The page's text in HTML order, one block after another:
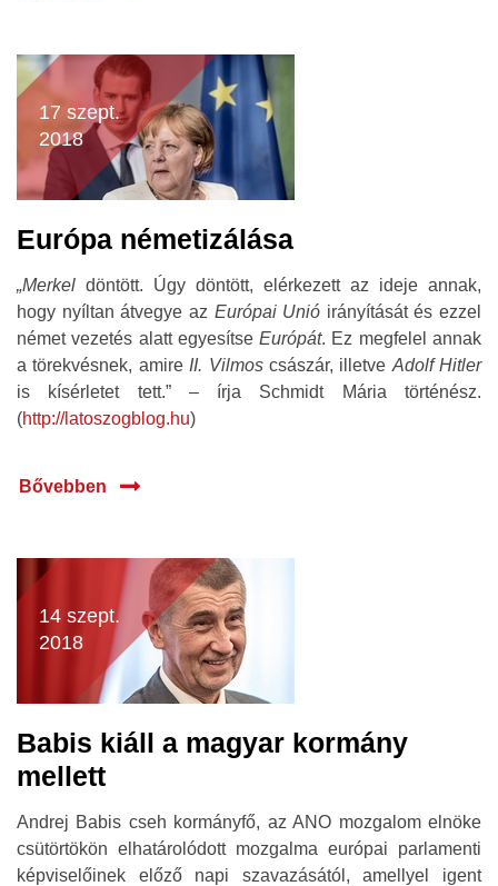
17 szept.
2018
Európa németizálása
„Merkel döntött. Úgy döntött, elérkezett az ideje annak,
hogy nyíltan átvegye az Európai Unió irányítását és ezzel
német vezetés alatt egyesítseEurópát. Ez megfelel annak
a törekvésnek, amire II. Vilmoscsászár, illetve Adolf Hitler
is kísérletet tett.” – írja Schmidt Mária történész.
(http://latoszogblog.hu)
Bővebben
14 szept.
2018
Babis kiáll a magyar kormány
mellett
Andrej Babis cseh kormányfő, az ANO mozgalom elnöke
csütörtökön elhatárolódott mozgalma európai parlamenti
képviselőinek előző napi szavazásától, amellyel igent